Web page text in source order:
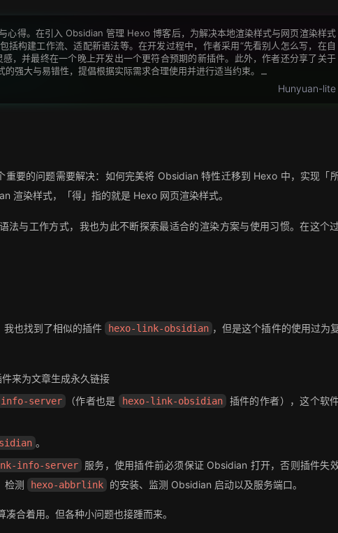
心得。在引入 Obsidian 管理 Hexo 博客后，为解决本地渲染样式与网页渲染样式
括构建工作流、适配新语法等。在开发过程中，作者采用“先看别人怎么写，在自
，并最终在一个晚上开发出一个更符合预期的新插件。此外，作者还分享了关于
强大与易错性，提倡根据实际需求合理使用并进行适当约束。
Hunyuan-lite
要的问题需要解决：如何完美将 Obsidian 特性迁移到 Hexo 中，实现「
渲染样式，「得」指的就是 Hexo 网页渲染样式。
法与工作方式，我也为此不断探索最适合的渲染方案与使用习惯。在这个
也找到了相似的插件 hexo-link-obsidian ，但是这个插件的使用过为
件来为文章生成永久链接
server （作者也是 hexo-link-obsidian 插件的作者），这个软
。
info-server
服务，使用插件前必须保证 Obsidian 打开，否则插件失效
检测
hexo-abbrlink 的安装、监测 Obsidian 启动以及服务端口。
合着用。但各种小问题也接踵而来。